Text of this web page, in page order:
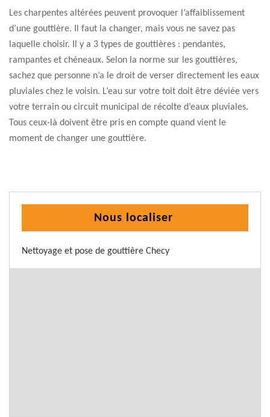
Les charpentes altérées peuvent provoquer l’affaiblissement
d’une gouttière. Il faut la changer, mais vous ne savez pas
laquelle choisir. Il y a 3 types de gouttières : pendantes,
rampantes et chéneaux. Selon la norme sur les gouttières,
sachez que personne n’a le droit de verser directement les eaux
pluviales chez le voisin. L’eau sur votre toit doit être déviée vers
votre terrain ou circuit municipal de récolte d’eaux pluviales.
Tous ceux-là doivent être pris en compte quand vient le
moment de changer une gouttière.
Nous localiser
Nettoyage et pose de gouttière Checy